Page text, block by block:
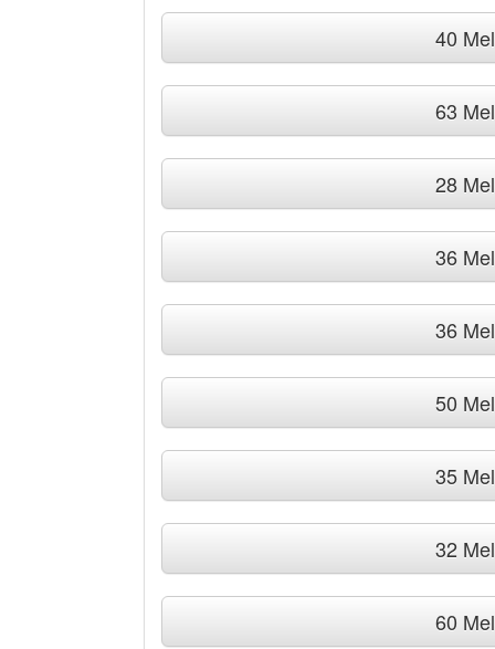
40
63
28
36
36
50
35
32
60